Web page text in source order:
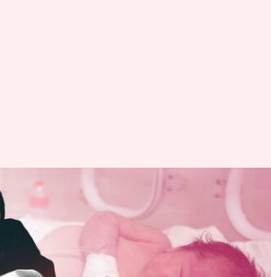
కొత్త కుటుంబంలో
భూకంప
శిశువు